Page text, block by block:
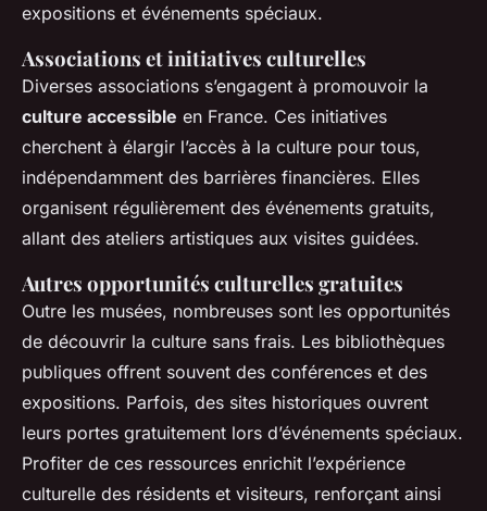
expositions et événements spéciaux.
Associations et initiatives culturelles
Diverses associations s’engagent à promouvoir la
culture accessible en France. Ces initiatives
cherchent à élargir l’accès à la culture pour tous,
indépendamment des barrières financières. Elles
organisent régulièrement des événements gratuits,
allant des ateliers artistiques aux visites guidées.
Autres opportunités culturelles gratuites
Outre les musées, nombreuses sont les opportunités
de découvrir la culture sans frais. Les bibliothèques
publiques offrent souvent des conférences et des
expositions. Parfois, des sites historiques ouvrent
leurs portes gratuitement lors d’événements spéciaux.
Profiter de ces ressources enrichit l’expérience
culturelle des résidents et visiteurs, renforçant ainsi